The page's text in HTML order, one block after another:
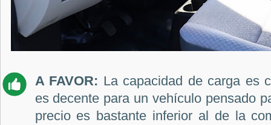
A FAVOR: La capacidad de carga es
es decente para un vehículo pensado
precio es bastante inferior al de la